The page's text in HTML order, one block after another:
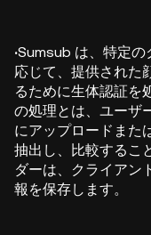
·Sumsub は、特定の
応じて、提供された
るために生体認証を
の処理とは、ユーザ
にアップロードまた
抽出し、比較するこ
ダーは、クライアン
報を保存します。